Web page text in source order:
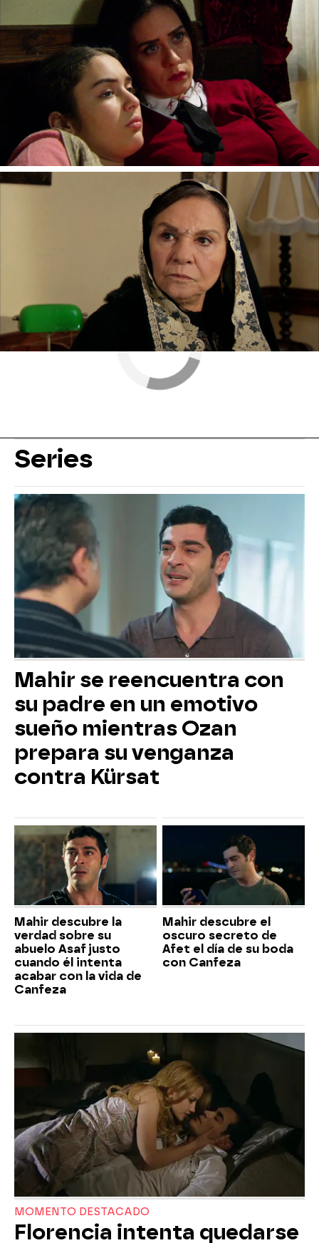
Zehra
comunica a Nujin su intención de no
responsabilizarse de su bebé cuando nazca
para poder seguir con sus estudios. La abuela de
Devra pierde los nervios al oírla hablar y
acaba
abofeteando a la niña.
Melek llega en ese momento y pide
explicaciones a Nujin. La matriarca de la familia
les asegura que jamás podrán huir de ellos y que
la única obligación de Zehra es dar a luz a su
hijo
y velar por su bienestar.
» Esposa joven » Mejores momentos
Series
Mahir se reencuentra con
su padre en un emotivo
sueño mientras Ozan
prepara su venganza
contra Kürsat
Mahir descubre la
verdad sobre su
abuelo Asaf justo
cuando él intenta
acabar con la vida de
Canfeza
Mahir descubre el
oscuro secreto de
Afet el día de su boda
con Canfeza
MOMENTO DESTACADO
Florencia intenta quedarse